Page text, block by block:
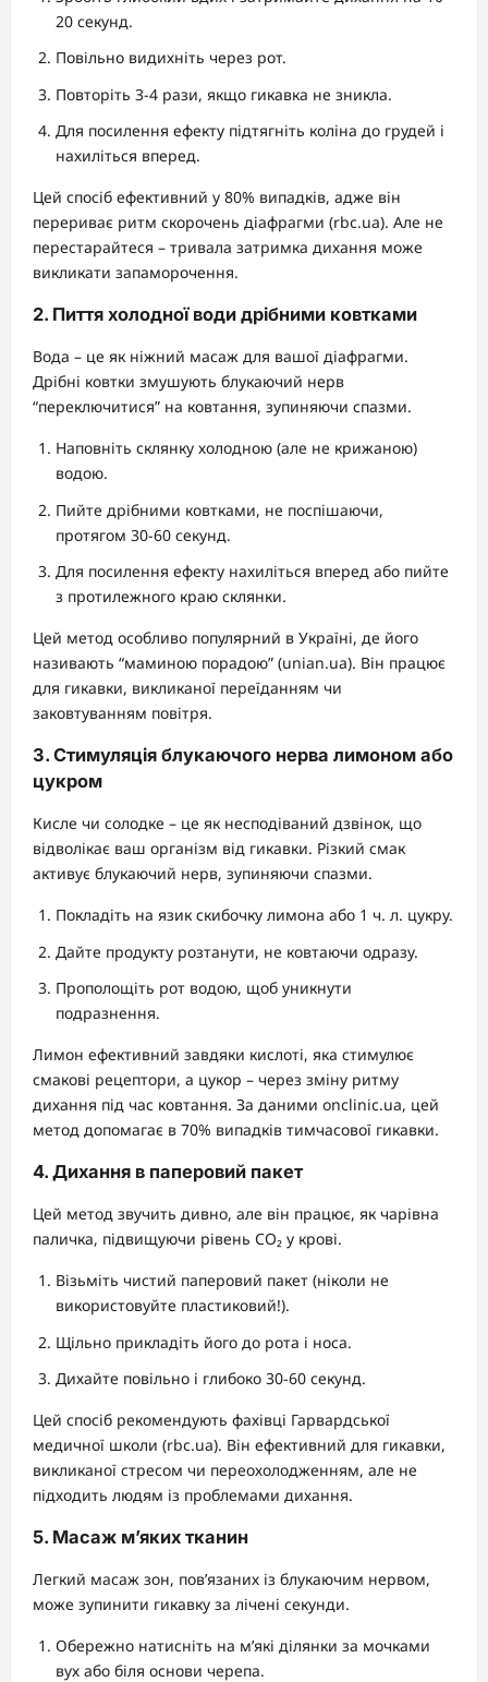
20 секунд.
Повільно видихніть через рот.
Повторіть 3-4 рази, якщо гикавка не зникла.
Для посилення ефекту підтягніть коліна до грудей і
нахиліться вперед.
Цей спосіб ефективний у 80% випадків, адже він
перериває ритм скорочень діафрагми (rbc.ua). Але не
перестарайтеся – тривала затримка дихання може
викликати запаморочення.
2. Пиття холодної води дрібними ковтками
Вода – це як ніжний масаж для вашої діафрагми.
Дрібні ковтки змушують блукаючий нерв
“переключитися” на ковтання, зупиняючи спазми.
Наповніть склянку холодною (але не крижаною)
водою.
Пийте дрібними ковтками, не поспішаючи,
протягом 30-60 секунд.
Для посилення ефекту нахиліться вперед або пийте
з протилежного краю склянки.
Цей метод особливо популярний в Україні, де його
називають “маминою порадою” (unian.ua). Він працює
для гикавки, викликаної переїданням чи
заковтуванням повітря.
3. Стимуляція блукаючого нерва лимоном або
цукром
Кисле чи солодке – це як несподіваний дзвінок, що
відволікає ваш організм від гикавки. Різкий смак
активує блукаючий нерв, зупиняючи спазми.
Покладіть на язик скибочку лимона або 1 ч. л. цукру.
Дайте продукту розтанути, не ковтаючи одразу.
Прополощіть рот водою, щоб уникнути
подразнення.
Лимон ефективний завдяки кислоті, яка стимулює
смакові рецептори, а цукор – через зміну ритму
дихання під час ковтання. За даними onclinic.ua, цей
метод допомагає в 70% випадків тимчасової гикавки.
4. Дихання в паперовий пакет
Цей метод звучить дивно, але він працює, як чарівна
паличка, підвищуючи рівень CO₂ у крові.
Візьміть чистий паперовий пакет (ніколи не
використовуйте пластиковий!).
Щільно прикладіть його до рота і носа.
Дихайте повільно і глибоко 30-60 секунд.
Цей спосіб рекомендують фахівці Гарвардської
медичної школи (rbc.ua). Він ефективний для гикавки,
викликаної стресом чи переохолодженням, але не
підходить людям із проблемами дихання.
5. Масаж м’яких тканин
Легкий масаж зон, пов’язаних із блукаючим нервом,
може зупинити гикавку за лічені секунди.
Обережно натисніть на м’які ділянки за мочками
вух або біля основи черепа.